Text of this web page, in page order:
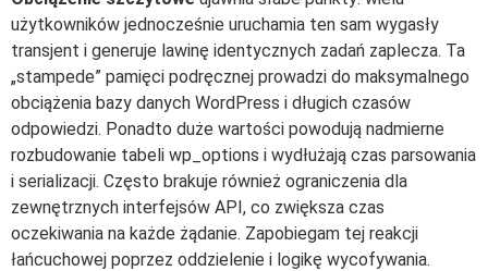
użytkowników jednocześnie uruchamia ten sam wygasły
transjent i generuje lawinę identycznych zadań zaplecza. Ta
„stampede” pamięci podręcznej prowadzi do maksymalnego
obciążenia bazy danych WordPress i długich czasów
odpowiedzi. Ponadto duże wartości powodują nadmierne
rozbudowanie tabeli wp_options i wydłużają czas parsowania
i serializacji. Często brakuje również ograniczenia dla
zewnętrznych interfejsów API, co zwiększa czas
oczekiwania na każde żądanie. Zapobiegam tej reakcji
łańcuchowej poprzez oddzielenie i logikę wycofywania.